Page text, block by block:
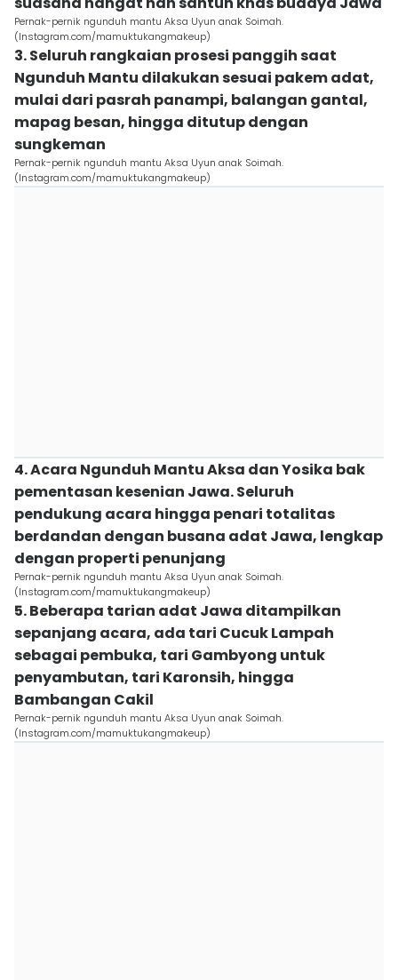
Pernak-pernik ngunduh mantu Aksa Uyun anak Soimah.
(Instagram.com/mamuktukangmakeup)
3. Seluruh rangkaian prosesi panggih saat
Ngunduh Mantu dilakukan sesuai pakem adat,
mulai dari pasrah panampi, balangan gantal,
mapag besan, hingga ditutup dengan
sungkeman
Pernak-pernik ngunduh mantu Aksa Uyun anak Soimah.
(Instagram.com/mamuktukangmakeup)
4. Acara Ngunduh Mantu Aksa dan Yosika bak
pementasan kesenian Jawa. Seluruh
pendukung acara hingga penari totalitas
berdandan dengan busana adat Jawa, lengkap
dengan properti penunjang
Pernak-pernik ngunduh mantu Aksa Uyun anak Soimah.
(Instagram.com/mamuktukangmakeup)
5. Beberapa tarian adat Jawa ditampilkan
sepanjang acara, ada tari Cucuk Lampah
sebagai pembuka, tari Gambyong untuk
penyambutan, tari Karonsih, hingga
Bambangan Cakil
Pernak-pernik ngunduh mantu Aksa Uyun anak Soimah.
(Instagram.com/mamuktukangmakeup)